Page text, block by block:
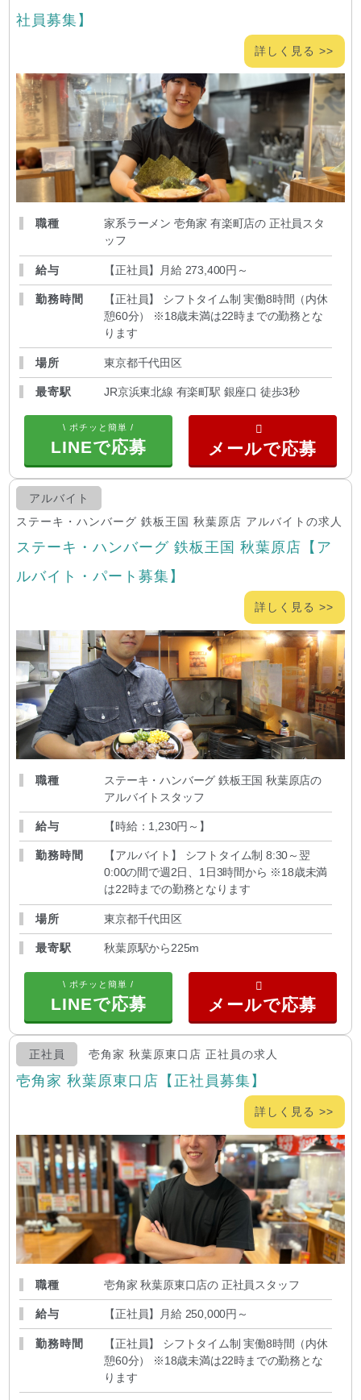
社員募集】
詳しく見る >>
職種
家系ラーメン 壱角家 有楽町店の 正社員スタ
ッフ
給与 【正社員】月給 273,400円～
勤務時間
【正社員】 シフトタイム制 実働8時間（内休
憩60分） ※18歳未満は22時までの勤務とな
ります
場所 東京都千代田区
最寄駅 JR京浜東北線 有楽町駅 銀座口 徒歩3秒
\ ポチッと簡単 /
LINEで応募
アルバイト
ステーキ・ハンバーグ 鉄板王国 秋葉原店 アルバイトの求人
ステーキ・ハンバーグ 鉄板王国 秋葉原店【ア
ルバイト・パート募集】
詳しく見る >>
職種
ステーキ・ハンバーグ 鉄板王国 秋葉原店の
アルバイトスタッフ
給与 【時給：1,230円～ 】
勤務時間
【アルバイト】 シフトタイム制 8:30～翌
0:00の間で週2日、1日3時間から ※18歳未満
は22時までの勤務となります
場所 東京都千代田区
最寄駅 秋葉原駅から225m
\ ポチッと簡単 /
LINEで応募
正社員 壱角家 秋葉原東口店 正社員の求人
壱角家 秋葉原東口店【正社員募集】
詳しく見る >>
職種 壱角家 秋葉原東口店の 正社員スタッフ
給与 【正社員】月給 250,000円～
勤務時間
【正社員】 シフトタイム制 実働8時間（内休
憩60分） ※18歳未満は22時までの勤務とな
ります